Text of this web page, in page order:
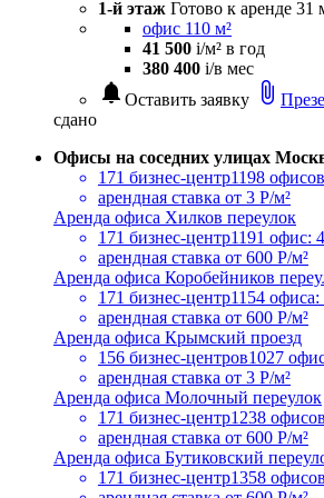
1-й этаж Готово к аренде 31
офис 110 м²
41 500 i/м² в год
380 400 i/в мес
notifications Оставить заявку attach_file
сдано
Офисы на соседних улицах
171 бизнес-центр1198
арендная ставка от 3 Р/м²
Аренда офиса Хилков переулок
171 бизнес-центр1191 офис:
арендная ставка от 600 Р/м²
Аренда офиса Коробейников
171 бизнес-центр1154
арендная ставка от 600 Р/м²
Аренда офиса Крымский проезд
156 бизнес-центров1027
арендная ставка от 3 Р/м²
Аренда офиса Молочный переулок
171 бизнес-центр1238
арендная ставка от 600 Р/м²
Аренда офиса Бутиковский
171 бизнес-центр1358